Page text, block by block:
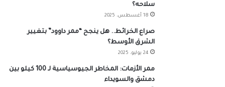
سلاحه؟
18 أغسطس، 2025
صراع الخرائط.. هل ينجح “ممر داوود” بتغيير
الشرق الأوسط؟
24 يوليو، 2025
ممر الأزمات: المخاطر الجيوسياسية لـ 100 كيلو بين
دمشق والسويداء